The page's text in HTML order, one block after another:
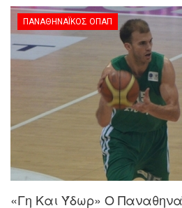
ΠΑΝΑΘΗΝΑΪΚΌΣ ΟΠΑΠ
«Γη Και Ύδωρ» Ο